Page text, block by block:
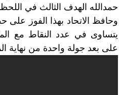
حمدالله الهدف الثالث في
وحافظ الاتحاد بهذا الفوز على
على بعد جولة واحدة من نهاية